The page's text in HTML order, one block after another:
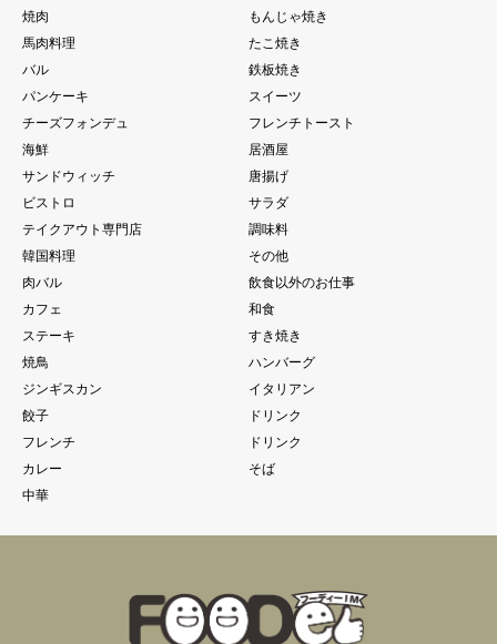
焼肉
もんじゃ焼き
馬肉料理
たこ焼き
バル
鉄板焼き
パンケーキ
スイーツ
チーズフォンデュ
フレンチトースト
海鮮
居酒屋
サンドウィッチ
唐揚げ
ビストロ
サラダ
テイクアウト専門店
調味料
韓国料理
その他
肉バル
飲食以外のお仕事
カフェ
和食
ステーキ
すき焼き
焼鳥
ハンバーグ
ジンギスカン
イタリアン
餃子
ドリンク
フレンチ
ドリンク
カレー
そば
中華